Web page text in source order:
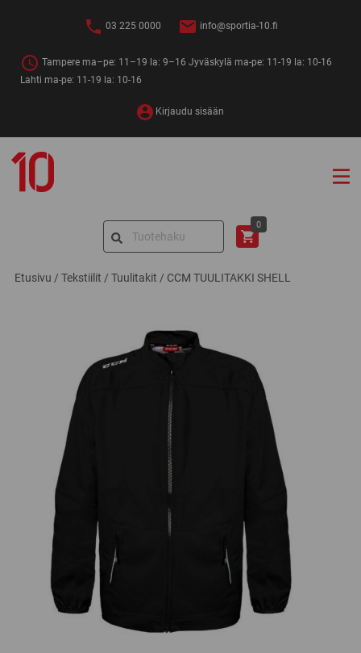
03 225 0000 info@sportia-10.fi
Tampere ma–pe: 11–19 la: 9–16 Jyväskylä ma-pe: 11-19 la: 10-16
Lahti ma-pe: 11-19 la: 10-16
Kirjaudu sisään
10
Search
0
Etusivu / Tekstiilit / Tuulitakit / CCM TUULITAKKI SHELL